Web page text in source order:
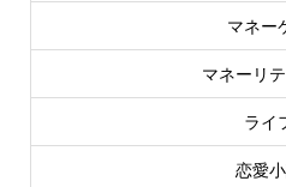
マネー
マネーリ
ライ
恋愛